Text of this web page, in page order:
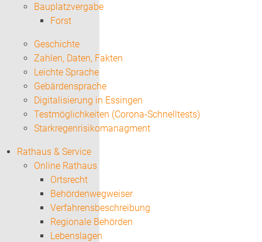
Bauplatzvergabe
Forst
Geschichte
Zahlen, Daten, Fakten
Leichte Sprache
Gebärdensprache
Digitalisierung in Essingen
Testmöglichkeiten (Corona-Schnelltests)
Starkregenrisikomanagment
Rathaus & Service
Online Rathaus
Ortsrecht
Behördenwegweiser
Verfahrensbeschreibung
Regionale Behörden
Lebenslagen